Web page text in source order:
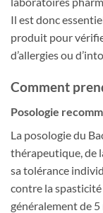
Il est donc
produit pour
d’allergies ou
Comment
Posologie
La posologie du
thérapeutique, de
sa tolérance
contre la
généralement de